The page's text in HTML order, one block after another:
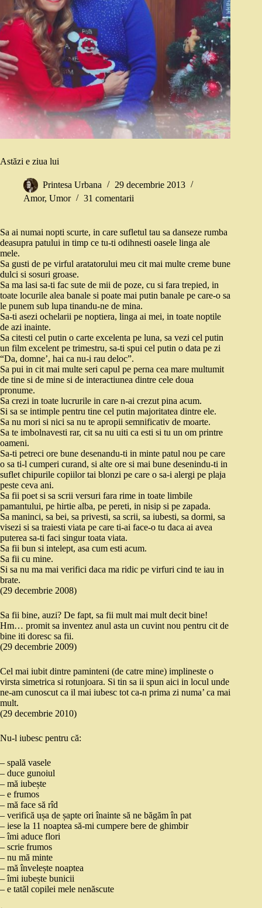
Astăzi e ziua lui
Printesa Urbana
29 decembrie 2013
Amor, Umor 31 comentarii
Sa ai numai nopti scurte, in care sufletul tau sa danseze rumba
deasupra patului in timp ce tu-ti odihnesti oasele linga ale
mele.
Sa gusti de pe virful aratatorului meu cit mai multe creme bune
dulci si sosuri groase.
Sa ma lasi sa-ti fac sute de mii de poze, cu si fara trepied, in
toate locurile alea banale si poate mai putin banale pe care-o sa
le punem sub lupa tinandu-ne de mina.
Sa-ti asezi ochelarii pe noptiera, linga ai mei, in toate noptile
de azi inainte.
Sa citesti cel putin o carte excelenta pe luna, sa vezi cel putin
un film excelent pe trimestru, sa-ti spui cel putin o data pe zi
“Da, domne’, hai ca nu-i rau deloc”.
Sa pui in cit mai multe seri capul pe perna cea mare multumit
de tine si de mine si de interactiunea dintre cele doua
pronume.
Sa crezi in toate lucrurile in care n-ai crezut pina acum.
Si sa se intimple pentru tine cel putin majoritatea dintre ele.
Sa nu mori si nici sa nu te apropii semnificativ de moarte.
Sa te imbolnavesti rar, cit sa nu uiti ca esti si tu un om printre
oameni.
Sa-ti petreci ore bune desenandu-ti in minte patul nou pe care
o sa ti-l cumperi curand, si alte ore si mai bune desenindu-ti in
suflet chipurile copiilor tai blonzi pe care o sa-i alergi pe plaja
peste ceva ani.
Sa fii poet si sa scrii versuri fara rime in toate limbile
pamantului, pe hirtie alba, pe pereti, in nisip si pe zapada.
Sa maninci, sa bei, sa privesti, sa scrii, sa iubesti, sa dormi, sa
visezi si sa traiesti viata pe care ti-ai face-o tu daca ai avea
puterea sa-ti faci singur toata viata.
Sa fii bun si intelept, asa cum esti acum.
Sa fii cu mine.
Si sa nu ma mai verifici daca ma ridic pe virfuri cind te iau in
brate.
(29 decembrie 2008)
Sa fii bine, auzi? De fapt, sa fii mult mai mult decit bine!
Hm… promit sa inventez anul asta un cuvint nou pentru cit de
bine iti doresc sa fii.
(29 decembrie 2009)
Cel mai iubit dintre paminteni (de catre mine) implineste o
virsta simetrica si rotunjoara. Si tin sa ii spun aici in locul unde
ne-am cunoscut ca il mai iubesc tot ca-n prima zi numa’ ca mai
mult.
(29 decembrie 2010)
Nu-l iubesc pentru că:
– spală vasele
– duce gunoiul
– mă iubește
– e frumos
– mă face să rîd
– verifică ușa de șapte ori înainte să ne băgăm în pat
– iese la 11 noaptea să-mi cumpere bere de ghimbir
– îmi aduce flori
– scrie frumos
– nu mă minte
– mă învelește noaptea
– îmi iubește bunicii
– e tatăl copilei mele nenăscute